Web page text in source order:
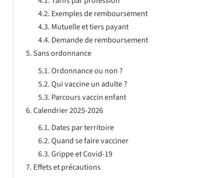
Exemples de remboursement
Mutuelle et tiers payant
Demande de remboursement
Sans ordonnance
Ordonnance ou non ?
Qui vaccine un adulte ?
Parcours vaccin enfant
Calendrier 2025-2026
Dates par territoire
Quand se faire vacciner
Grippe et Covid-19
Effets et précautions